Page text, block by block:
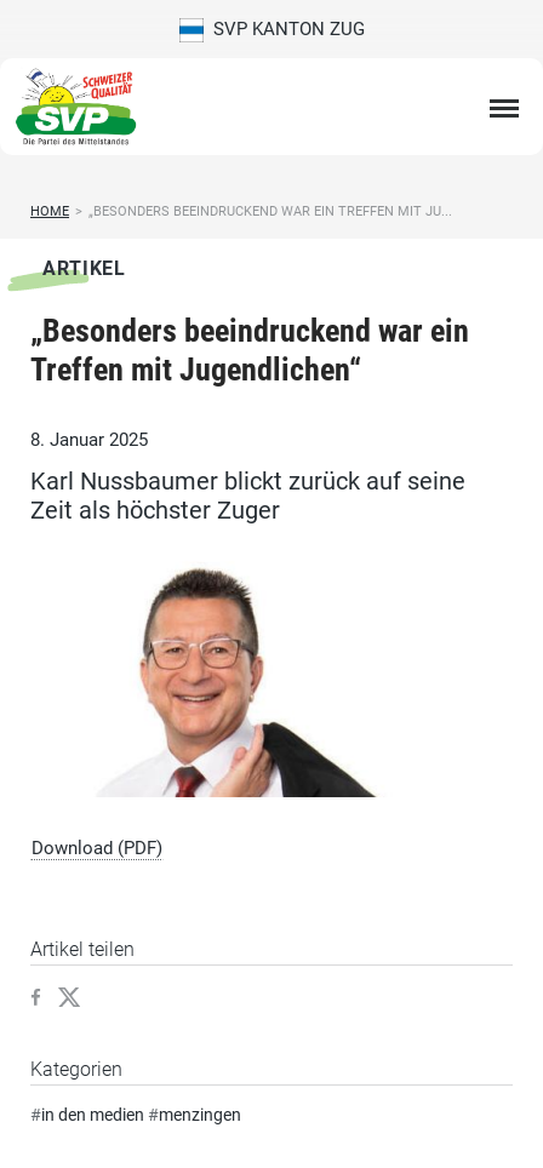
SVP KANTON ZUG
HOME > „BESONDERS BEEINDRUCKEND WAR EIN TREFFEN MIT JU...
ARTIKEL
„Besonders beeindruckend war ein
Treffen mit Jugendlichen“
8. Januar 2025
Karl Nussbaumer blickt zurück auf seine
Zeit als höchster Zuger
Download (PDF)
Artikel teilen
Kategorien
#in den medien #menzingen